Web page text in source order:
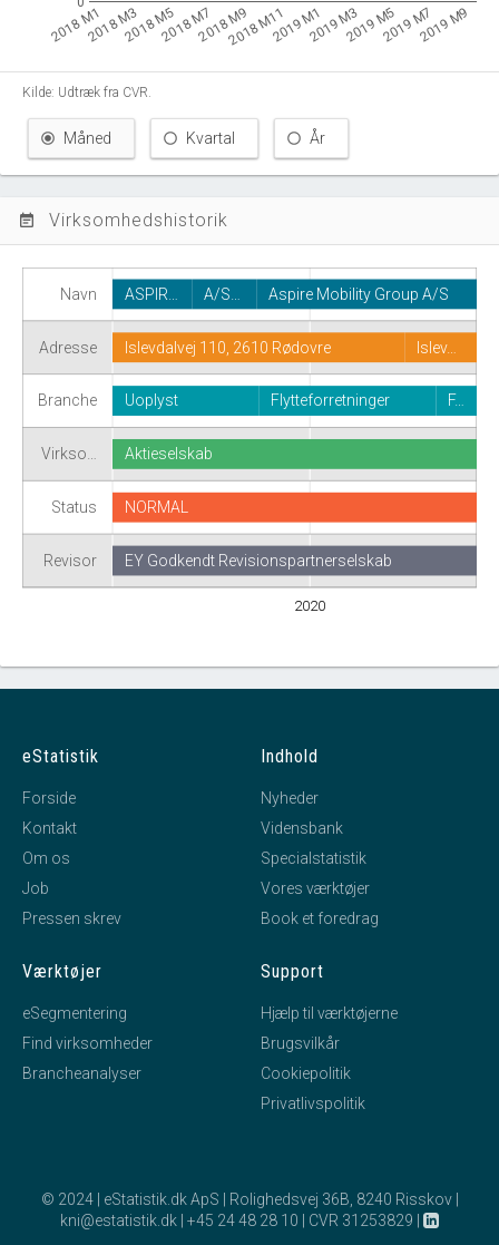
2018 M12018 M32018 M52018 M72018 M92018 M112019 M12019 M32019 M52019 M72019 M9
Kilde: Udtræk fra CVR.
Måned Kvartal År
event_note Virksomhedshistorik
Navn
Adresse
Branche
Virkso…
Status
Revisor
2020
ASPIR… A/S… Aspire Mobility Group A/S
Islevdalvej 110, 2610 Rødovre Islev…
Uoplyst Flytteforretninger F…
Aktieselskab
NORMAL
EY Godkendt Revisionspartnerselskab
eStatistik
Forside
Kontakt
Om os
Job
Pressen skrev
Indhold
Nyheder
Vidensbank
Specialstatistik
Vores værktøjer
Book et foredrag
Værktøjer
eSegmentering
Find virksomheder
Brancheanalyser
Support
Hjælp til værktøjerne
Brugsvilkår
Cookiepolitik
Privatlivspolitik
© 2024 | eStatistik.dk ApS | Rolighedsvej 36B, 8240 Risskov |
kni@estatistik.dk +45 24 48 28 10 CVR 31253829